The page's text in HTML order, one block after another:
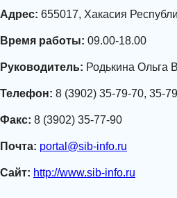
Адрес: 655017, Хакасия
Время работы: 09.00-18.00
Руководитель: Родькина Ольга
Телефон: 8 (3902) 35-79-70, 35-
Факс: 8 (3902) 35-77-90
Почта: portal@sib-info.ru
Сайт: http://www.sib-info.ru